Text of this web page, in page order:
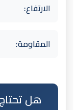
الارتفاع:
المقاومة:
هل